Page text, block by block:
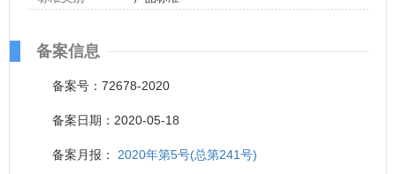
备案信息
备案号：72678-2020
备案日期：2020-05-18
备案月报： 2020年第5号(总第241号)